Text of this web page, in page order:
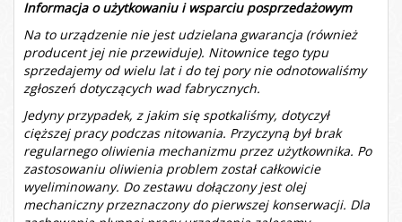
Informacja o użytkowaniu i wsparciu posprzedażowym
Na to urządzenie nie jest udzielana gwarancja (również
producent jej nie przewiduje). Nitownice tego typu
sprzedajemy od wielu lat i do tej pory nie odnotowaliśmy
zgłoszeń dotyczących wad fabrycznych.
Jedyny przypadek, z jakim się spotkaliśmy, dotyczył
cięższej pracy podczas nitowania. Przyczyną był brak
regularnego oliwienia mechanizmu przez użytkownika. Po
zastosowaniu oliwienia problem został całkowicie
wyeliminowany. Do zestawu dołączony jest olej
mechaniczny przeznaczony do pierwszej konserwacji. Dla